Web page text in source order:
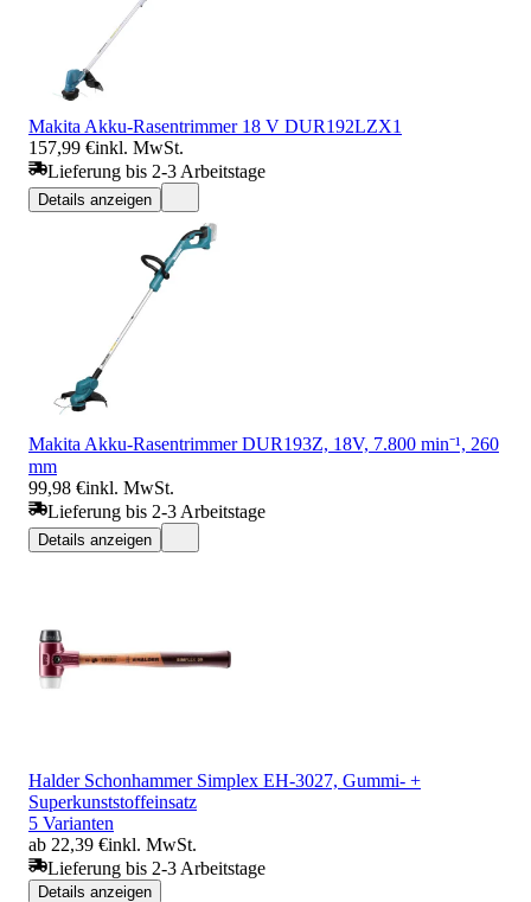
Makita Akku-Rasentrimmer 18 V DUR192LZX1
157,99 €inkl. MwSt.
Lieferung bis 2-3 Arbeitstage
Details anzeigen
Makita Akku-Rasentrimmer DUR193Z, 18V, 7.800 min⁻¹, 260
mm
99,98 €inkl. MwSt.
Lieferung bis 2-3 Arbeitstage
Details anzeigen
Halder Schonhammer Simplex EH-3027, Gummi- +
Superkunststoffeinsatz
5 Varianten
ab 22,39 €inkl. MwSt.
Lieferung bis 2-3 Arbeitstage
Details anzeigen